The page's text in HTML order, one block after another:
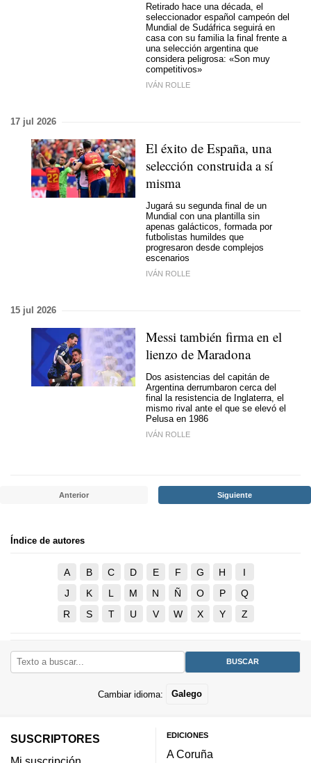
Retirado hace una década, el
seleccionador español campeón del
Mundial de Sudáfrica seguirá en
casa con su familia la final frente a
una selección argentina que
considera peligrosa: «Son muy
competitivos»
IVÁN ROLLE
17 jul 2026
El éxito de España, una
selección construida a sí
misma
Jugará su segunda final de un
Mundial con una plantilla sin
apenas galácticos, formada por
futbolistas humildes que
progresaron desde complejos
escenarios
IVÁN ROLLE
15 jul 2026
Messi también firma en el
lienzo de Maradona
Dos asistencias del capitán de
Argentina derrumbaron cerca del
final la resistencia de Inglaterra, el
mismo rival ante el que se elevó el
Pelusa en 1986
IVÁN ROLLE
Anterior Siguiente
Índice de autores
A B C D E F G H
I
J
K L M N Ñ O P
Q
R
S T U V W X Y Z
Cambiar idioma: Galego
SUSCRIPTORES
EDICIONES
A Coruña